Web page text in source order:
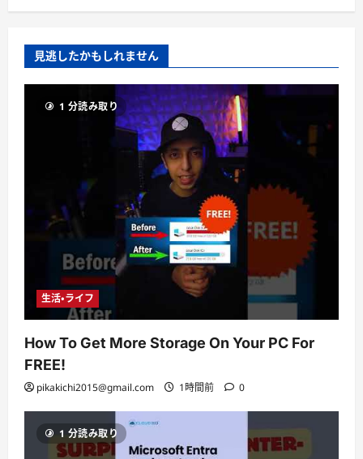
見逃したかもしれません
1 分読み取り
生活・ライフ
How To Get More Storage On Your PC For
FREE!
pikakichi2015@gmail.com 1時間前 0
1 分読み取り